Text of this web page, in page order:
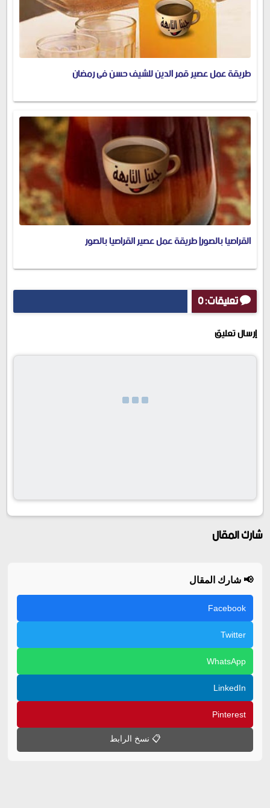
طريقة عمل عصير قمر الدين للشيف حسن فى رمضان
القراصيا بالصور| طريقة عمل عصير القراصيا بالصور
تعليقات: 0
إرسال تعليق
شارك المقال
📢 شارك المقال
Facebook
Twitter
WhatsApp
LinkedIn
Pinterest
📋 نسخ الرابط